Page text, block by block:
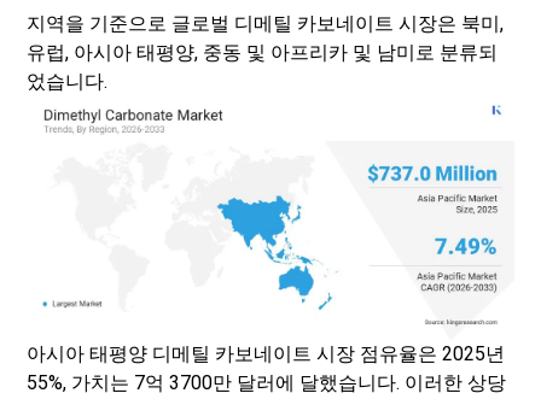
지역을 기준으로 글로벌 디메틸 카보네이트 시장은 북미,
유럽, 아시아 태평양, 중동 및 아프리카 및 남미로 분류되
었습니다.
아시아 태평양 디메틸 카보네이트 시장 점유율은 2025년
55%, 가치는 7억 3700만 달러에 달했습니다. 이러한 상당